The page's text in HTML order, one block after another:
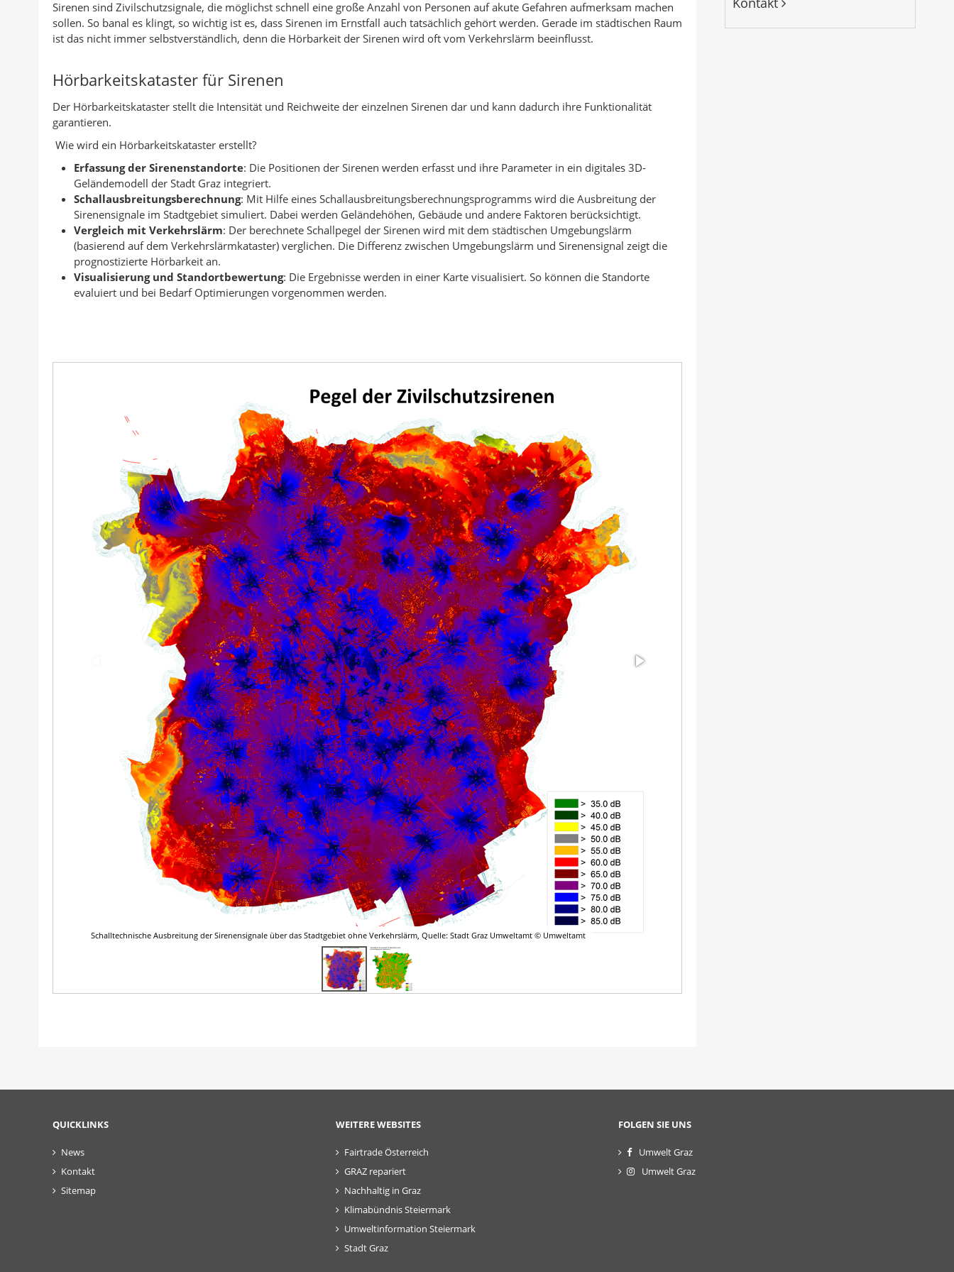
e
r
:
a
c
a
A
u
t
o
d
r
c
e
n
k
d
n
e
i
l
e
n
c
e
o
k
e
i
e
n
Sirenen sind Zivilschutzsignale, die möglichst schnell eine große Anzahl von Personen auf akute Gefahren aufmerksam machen
sollen. So banal es klingt, so wichtig ist es, dass Sirenen im Ernstfall auch tatsächlich gehört werden. Gerade im städtischen Raum
ist das nicht immer selbstverständlich, denn die Hörbarkeit der Sirenen wird oft vom Verkehrslärm beeinflusst.
Hörbarkeitskataster für Sirenen
Der Hörbarkeitskataster stellt die Intensität und Reichweite der einzelnen Sirenen dar und kann dadurch ihre Funktionalität
garantieren.
Wie wird ein Hörbarkeitskataster erstellt?
Erfassung der Sirenenstandorte: Die Positionen der Sirenen werden erfasst und ihre Parameter in ein digitales 3D-
Geländemodell der Stadt Graz integriert.
Schallausbreitungsberechnung: Mit Hilfe eines Schallausbreitungsberechnungsprogramms wird die Ausbreitung der
Sirenensignale im Stadtgebiet simuliert. Dabei werden Geländehöhen, Gebäude und andere Faktoren berücksichtigt.
Vergleich mit Verkehrslärm: Der berechnete Schallpegel der Sirenen wird mit dem städtischen Umgebungslärm
(basierend auf dem Verkehrslärmkataster) verglichen. Die Differenz zwischen Umgebungslärm und Sirenensignal zeigt die
prognostizierte Hörbarkeit an.
Visualisierung und Standortbewertung: Die Ergebnisse werden in einer Karte visualisiert. So können die Standorte
evaluiert und bei Bedarf Optimierungen vorgenommen werden.
Schalltechnische Ausbreitung der Sirenensignale über das Stadtgebiet ohne Verkehrslärm, Quelle: Stadt Graz Umweltamt © Umweltamt
QUICKLINKS
News
Kontakt
Sitemap
WEITERE WEBSITES
Fairtrade Österreich
GRAZ repariert
Nachhaltig in Graz
Klimabündnis Steiermark
Umweltinformation Steiermark
Stadt Graz
FOLGEN SIE UNS
Umwelt Graz
Umwelt Graz